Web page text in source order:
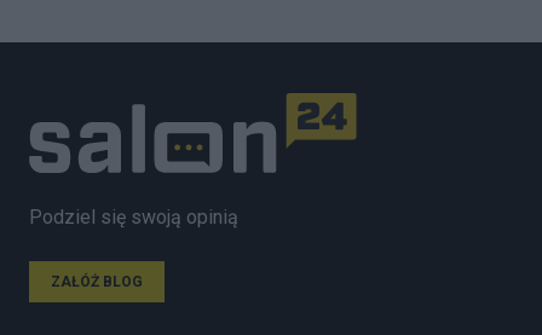
Podziel się swoją opinią
ZAŁÓŻ BLOG